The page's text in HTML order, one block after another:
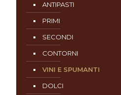
ANTIPASTI
PRIMI
SECONDI
CONTORNI
VINI E SPUMANTI
DOLCI